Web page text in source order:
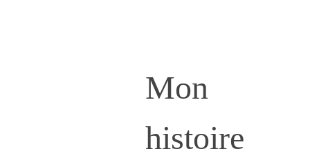
Mon
histoire